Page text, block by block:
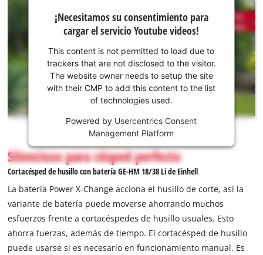
¡Necesitamos
consentimiento
para cargar el
servicio
Youtube!
This
content
is
permitted
to
load
to
trackers
that
are
not
¡Necesitamos su consentimiento para
cargar el servicio Youtube videos!
This content is not permitted to load due to
trackers that are not disclosed to the visitor.
The website owner needs to setup the site
with their CMP to add this content to the list
of technologies used.
Powered by Usercentrics Consent
Management Platform
Silencioso para césped perfecto
Cortacésped de husillo con batería GE-HM 18/38 Li de Einhell
La batería Power X-Change acciona el husillo de corte, así la
variante de batería puede moverse ahorrando muchos
esfuerzos frente a cortacéspedes de husillo usuales. Esto
ahorra fuerzas, además de tiempo. El cortacésped de husillo
puede usarse si es necesario en funcionamiento manual. Es